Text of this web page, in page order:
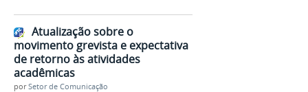
Atualização sobre o
movimento grevista e expectativa
de retorno às atividades
acadêmicas
porSetor de Comunicação